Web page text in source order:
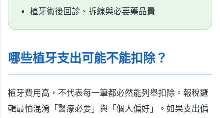
植牙術後回診、拆線與必要藥品費
哪些植牙支出可能不能扣除？
植牙費用高，不代表每一筆都必然能列舉扣除。報稅邏
輯最怕混淆「醫療必要」與「個人偏好」。如果支出偏